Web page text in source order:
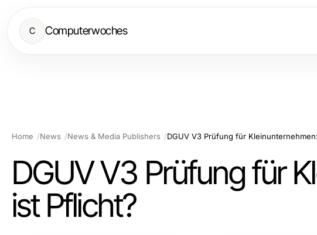
C Computerwoches
Home News News & Media Publishers DGUV V3 Prüfung für
DGUV V3 Prüfung für
ist Pflicht?